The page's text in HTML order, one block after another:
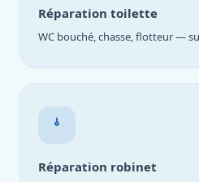
Réparation toilette
WC bouché, chasse, flotteur —
Réparation robinet